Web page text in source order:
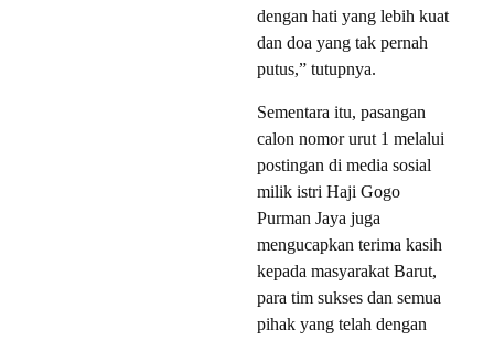
dengan hati yang lebih kuat
dan doa yang tak pernah
putus,” tutupnya.
Sementara itu, pasangan
calon nomor urut 1 melalui
postingan di media sosial
milik istri Haji Gogo
Purman Jaya juga
mengucapkan terima kasih
kepada masyarakat Barut,
para tim sukses dan semua
pihak yang telah dengan